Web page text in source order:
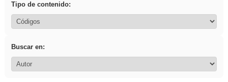
Tipo de contenido:
Buscar en: